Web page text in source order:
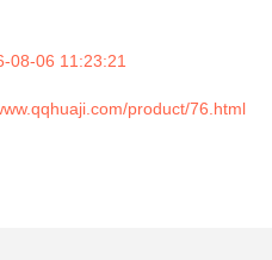
08-06 11:23:21
product/76.html